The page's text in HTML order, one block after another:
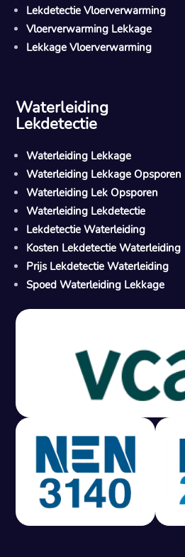
Gratis offerte in 24 uur
Geen lekkage? Geen betaling.
Vast tarief van € 395,- exc btw.
Rapport binnen 3 werkdagen.
100% RIsicovrij.
Vaak vergoed door verzekeraar.
Lekdetectie Vloerverwarming
Vloerverwarming Lekkage
Lekkage Vloerverwarming
Waterleiding
Lekdetectie
Waterleiding Lekkage
Waterleiding Lekkage Opsporen
Waterleiding Lek Opsporen
Waterleiding Lekdetectie
Lekdetectie Waterleiding
Kosten Lekdetectie Waterleiding
Prijs Lekdetectie Waterleiding
Spoed Waterleiding Lekkage